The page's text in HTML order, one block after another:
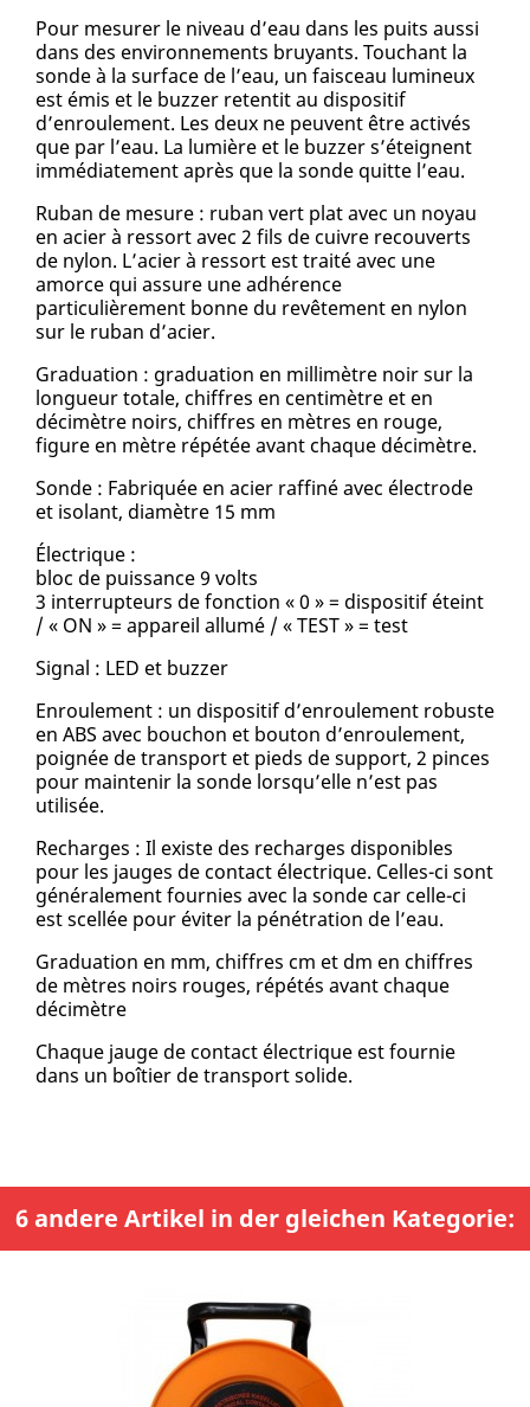
Pour mesurer le niveau d’eau dans les puits aussi
dans des environnements bruyants. Touchant la
sonde à la surface de l’eau, un faisceau lumineux
est émis et le buzzer retentit au dispositif
d’enroulement. Les deux ne peuvent être activés
que par l’eau. La lumière et le buzzer s’éteignent
immédiatement après que la sonde quitte l’eau.
Ruban de mesure : ruban vert plat avec un noyau
en acier à ressort avec 2 fils de cuivre recouverts
de nylon. L’acier à ressort est traité avec une
amorce qui assure une adhérence
particulièrement bonne du revêtement en nylon
sur le ruban d’acier.
Graduation : graduation en millimètre noir sur la
longueur totale, chiffres en centimètre et en
décimètre noirs, chiffres en mètres en rouge,
figure en mètre répétée avant chaque décimètre.
Sonde : Fabriquée en acier raffiné avec électrode
et isolant, diamètre 15 mm
Électrique :
bloc de puissance 9 volts
3 interrupteurs de fonction « 0 » = dispositif éteint
/ « ON » = appareil allumé / « TEST » = test
Signal : LED et buzzer
Enroulement : un dispositif d’enroulement robuste
en ABS avec bouchon et bouton d’enroulement,
poignée de transport et pieds de support, 2 pinces
pour maintenir la sonde lorsqu’elle n’est pas
utilisée.
Recharges : Il existe des recharges disponibles
pour les jauges de contact électrique. Celles-ci sont
généralement fournies avec la sonde car celle-ci
est scellée pour éviter la pénétration de l’eau.
Graduation en mm, chiffres cm et dm en chiffres
de mètres noirs rouges, répétés avant chaque
décimètre
Chaque jauge de contact électrique est fournie
dans un boîtier de transport solide.
6 andere Artikel in der gleichen Kategorie: